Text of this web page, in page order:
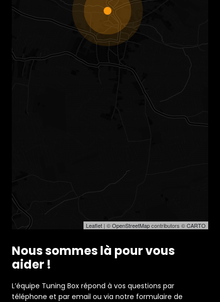
Leaflet | ©OpenStreetMapcontributors ©CARTO
Nous sommes là pour vous
aider !
L’équipe Tuning Box répond à vos questions par
téléphone et par email ou via notre formulaire de